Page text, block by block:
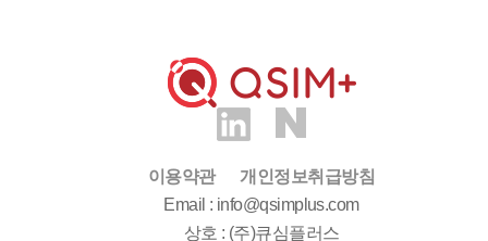
Email : info@qsimplus.com
상호 : (주)큐심플러스
이용약관 개인정보취급방침